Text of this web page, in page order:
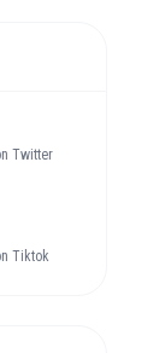
Twitter
Tiktok